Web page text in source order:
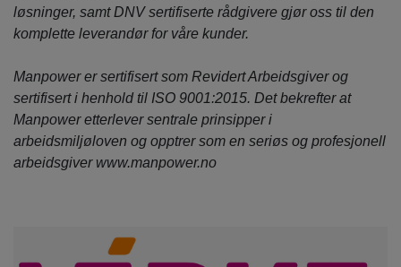
løsninger, samt DNV sertifiserte rådgivere gjør oss til den
komplette leverandør for våre kunder.
Manpower er sertifisert som Revidert Arbeidsgiver og
sertifisert i henhold til ISO 9001:2015. Det bekrefter at
Manpower etterlever sentrale prinsipper i
arbeidsmiljøloven og opptrer som en seriøs og profesjonell
arbeidsgiver www.manpower.no